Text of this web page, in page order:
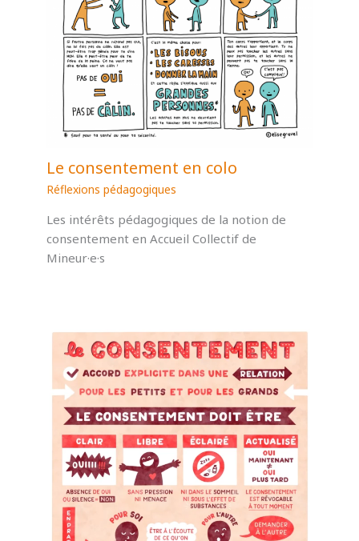
Le consentement en colo
Réflexions pédagogiques
Les intérêts pédagogiques de la notion de
consentement en Accueil Collectif de
Mineur·e·s